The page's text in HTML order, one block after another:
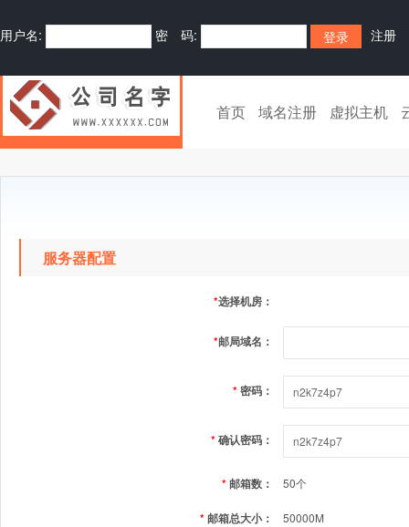
用户名: 密 码: 注册
首页 域名注册 虚拟主机
服务器配置
*选择机房：
*邮局域名：
*密码：
*确认密码：
*邮箱数： 50个
*邮箱总大小： 50000M